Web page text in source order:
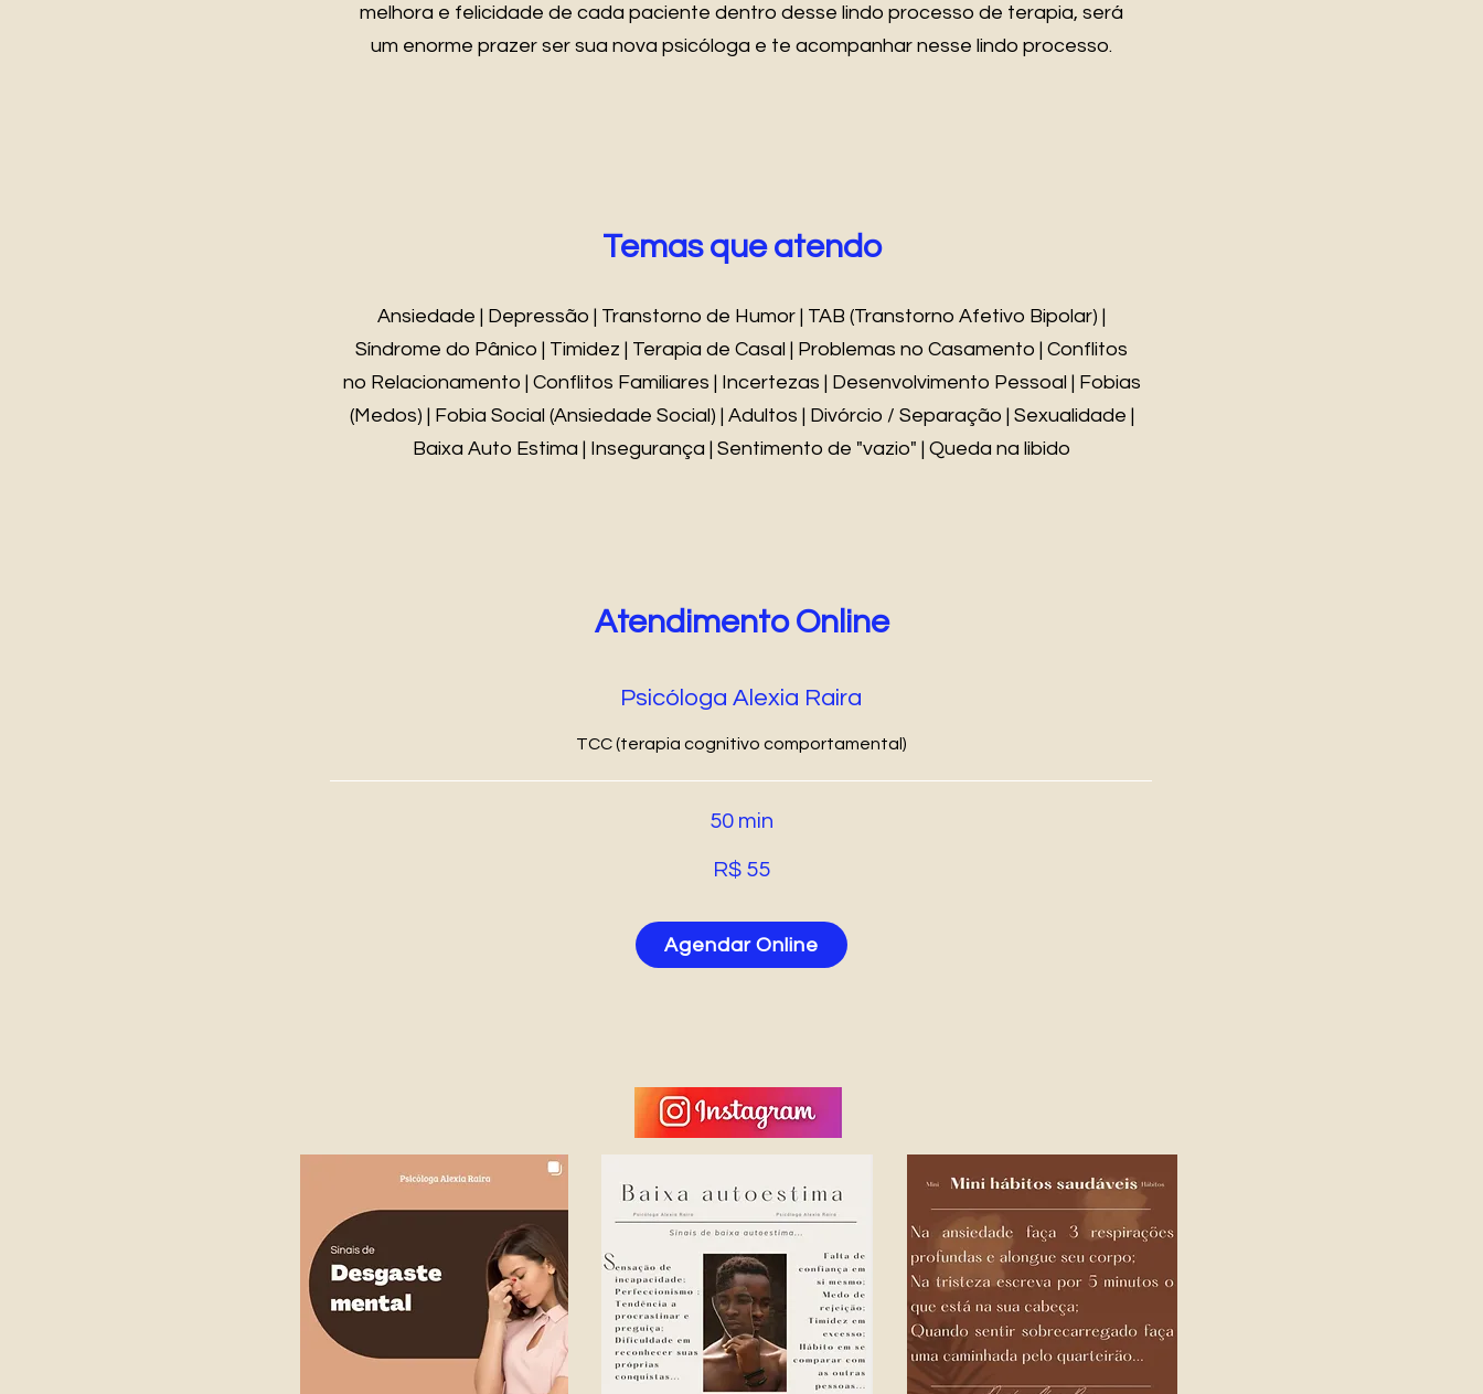
melhora e felicidade de cada paciente dentro desse lindo processo de terapia, será
um enorme prazer ser sua nova psicóloga e te acompanhar nesse lindo processo.
Temas que atendo
Ansiedade | Depressão | Transtorno de Humor | TAB (Transtorno Afetivo Bipolar) |
Síndrome do Pânico | Timidez | Terapia de Casal | Problemas no Casamento | Conflitos
no Relacionamento | Conflitos Familiares | Incertezas | Desenvolvimento Pessoal | Fobias
(Medos) | Fobia Social (Ansiedade Social) | Adultos | Divórcio / Separação | Sexualidade |
Baixa Auto Estima | Insegurança | Sentimento de "vazio" | Queda na libido
Atendimento Online
Psicóloga Alexia Raira
TCC (terapia cognitivo comportamental)
R$ 55
50 min
Agendar Online